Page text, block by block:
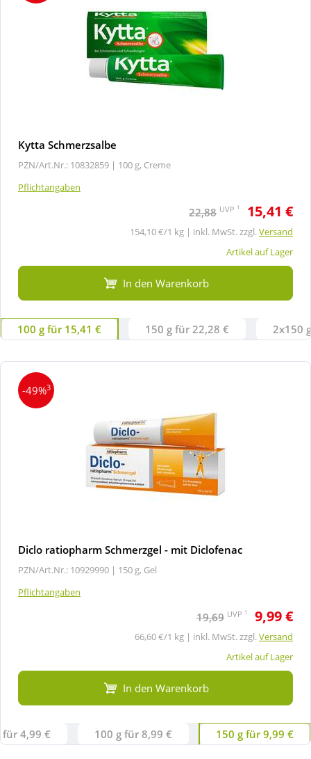
Kytta Schmerzsalbe
PZN/Art.Nr.: 10832859 | 100 g, Creme
Pflichtangaben
22,88 UVP 1 15,41 €
154,10 €/1 kg | inkl. MwSt. zzgl.Versand
Artikel auf Lager
In den Warenkorb
100 g für 15,41 € 150 g für 22,28 € 2x150
-49%3
Diclo ratiopharm Schmerzgel - mit Diclofenac
PZN/Art.Nr.: 10929990 | 150 g, Gel
Pflichtangaben
19,69 UVP 1 9,99 €
66,60 €/1 kg | inkl. MwSt. zzgl.Versand
Artikel auf Lager
In den Warenkorb
für 4,99 € 100 g für 8,99 € 150 g für 9,99 €